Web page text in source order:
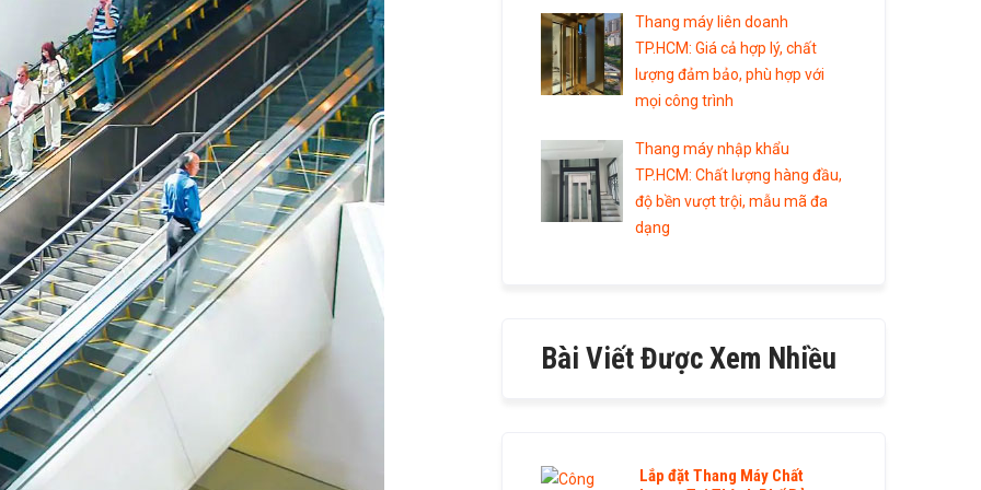
Thang máy liên doanh
TP.HCM: Giá cả hợp lý, chất
lượng đảm bảo, phù hợp với
mọi công trình
Thang máy nhập khẩu
TP.HCM: Chất lượng hàng đầu,
độ bền vượt trội, mẫu mã đa
dạng
Bài Viết Được Xem Nhiều
Lắp đặt Thang Máy Chất